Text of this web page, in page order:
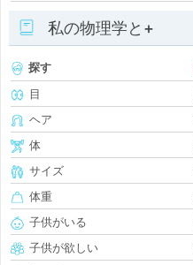
私の物理学と+
探す
目
ヘア
体
サイズ
体重
子供がいる
子供が欲しい